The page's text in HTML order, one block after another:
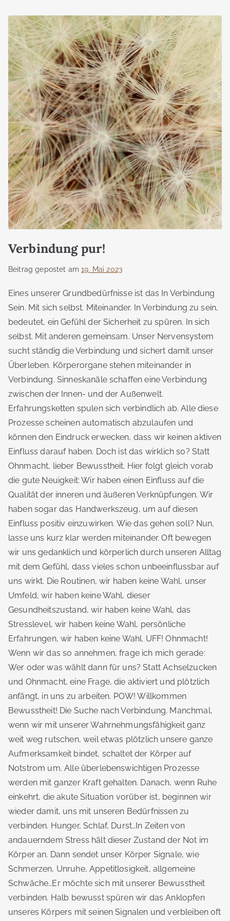
Verbindung pur!
Beitrag gepostet am19. Mai 2023
Eines unserer Grundbedürfnisse ist das In Verbindung
Sein. Mit sich selbst. Miteinander. In Verbindung zu sein,
bedeutet, ein Gefühl der Sicherheit zu spüren. In sich
selbst. Mit anderen gemeinsam. Unser Nervensystem
sucht ständig die Verbindung und sichert damit unser
Überleben. Körperorgane stehen miteinander in
Verbindung. Sinneskanäle schaffen eine Verbindung
zwischen der Innen- und der Außenwelt.
Erfahrungsketten spulen sich verbindlich ab. Alle diese
Prozesse scheinen automatisch abzulaufen und
können den Eindruck erwecken, dass wir keinen aktiven
Einfluss darauf haben. Doch ist das wirklich so? Statt
Ohnmacht, lieber Bewusstheit. Hier folgt gleich vorab
die gute Neuigkeit: Wir haben einen Einfluss auf die
Qualität der inneren und äußeren Verknüpfungen. Wir
haben sogar das Handwerkszeug, um auf diesen
Einfluss positiv einzuwirken. Wie das gehen soll? Nun,
lasse uns kurz klar werden miteinander. Oft bewegen
wir uns gedanklich und körperlich durch unseren Alltag
mit dem Gefühl, dass vieles schon unbeeinflussbar auf
uns wirkt. Die Routinen, wir haben keine Wahl, unser
Umfeld, wir haben keine Wahl, dieser
Gesundheitszustand, wir haben keine Wahl, das
Stresslevel, wir haben keine Wahl, persönliche
Erfahrungen, wir haben keine Wahl. UFF! Ohnmacht!
Wenn wir das so annehmen, frage ich mich gerade:
Wer oder was wählt dann für uns? Statt Achselzucken
und Ohnmacht, eine Frage, die aktiviert und plötzlich
anfängt, in uns zu arbeiten. POW! Willkommen
Bewusstheit! Die Suche nach Verbindung. Manchmal,
wenn wir mit unserer Wahrnehmungsfähigkeit ganz
weit weg rutschen, weil etwas plötzlich unsere ganze
Aufmerksamkeit bindet, schaltet der Körper auf
Notstrom um. Alle überlebenswichtigen Prozesse
werden mit ganzer Kraft gehalten. Danach, wenn Ruhe
einkehrt, die akute Situation vorüber ist, beginnen wir
wieder damit, uns mit unseren Bedürfnissen zu
verbinden. Hunger, Schlaf, Durst…In Zeiten von
andauerndem Stress hält dieser Zustand der Not im
Körper an. Dann sendet unser Körper Signale, wie
Schmerzen, Unruhe, Appetitlosigkeit, allgemeine
Schwäche…Er möchte sich mit unserer Bewusstheit
verbinden. Halb bewusst spüren wir das Anklopfen
unseres Körpers mit seinen Signalen und verbleiben oft